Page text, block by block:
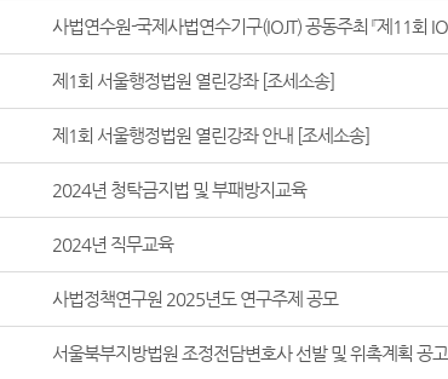
제1회 서울행정법원 열린강좌 [조세소송]
제1회 서울행정법원 열린강좌 안내 [조세소송]
2024년 청탁금지법 및 부패방지교육
2024년 직무교육
사법정책연구원 2025년도 연구주제 공모
서울북부지방법원 조정전담변호사 선발 및 위촉계획 공고